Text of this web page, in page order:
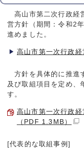
高山市第二次行政経
営方針（期間：令和2
進めました。
高山市第一次行政経
方針を具体的に推進
及び取組項目を定め、
す。
高山市第一次行政
（PDF 1.3MB）
[代表的な取組事例]